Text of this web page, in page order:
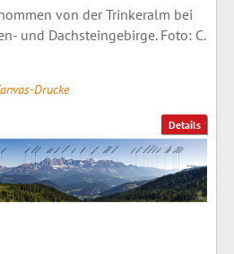
Details
von der Trinkeralm bei
und Dachsteingebirge. Foto: C.
Drucke